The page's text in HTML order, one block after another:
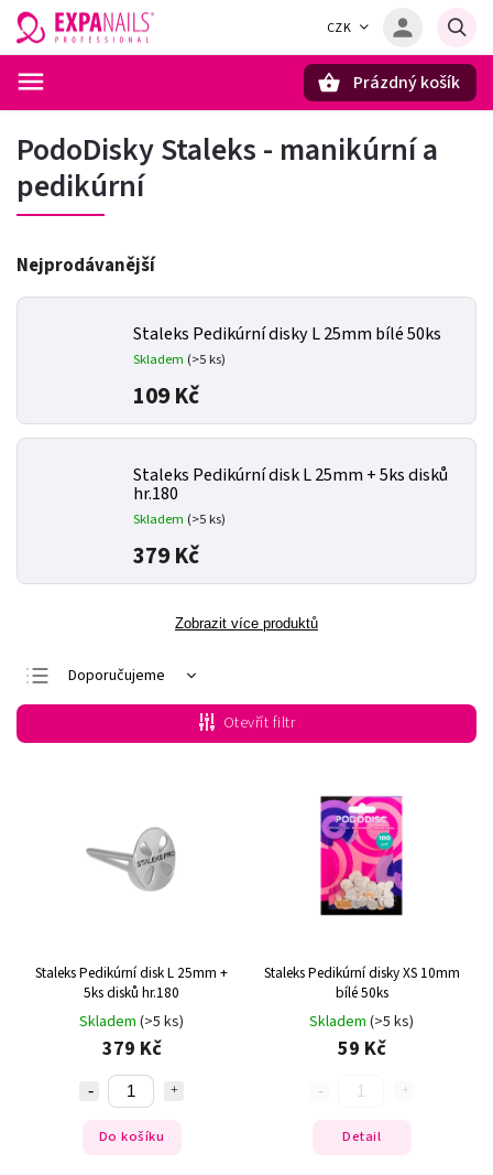
CZK
Prázdný košík
PodoDisky Staleks - manikúrní a
pedikúrní
Nejprodávanější
Staleks Pedikúrní disky L 25mm bílé 50ks
Skladem (>5 ks)
109 Kč
Staleks Pedikúrní disk L 25mm + 5ks disků
hr.180
Skladem (>5 ks)
379 Kč
Zobrazit více produktů
Doporučujeme
Nejlevnější
Nejdražší
Otevřít filtr
Staleks Pedikúrní disk L 25mm +
5ks disků hr.180
Skladem (>5 ks)
379 Kč
Do košíku
Staleks Pedikúrní disky XS 10mm
bílé 50ks
Skladem (>5 ks)
59 Kč
Detail